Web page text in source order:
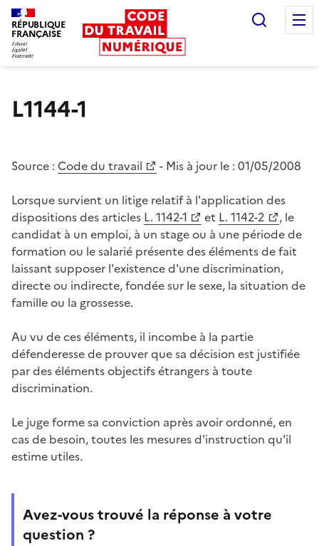
RÉPUBLIQUE
FRANÇAISE
L1144-1
Source : Code du travail - Mis à jour le : 01/05/2008
Lorsque survient un litige relatif à l'application des
dispositions des articles L. 1142-1 et L. 1142-2
, le
candidat à un emploi, à un stage ou à une période de
formation ou le salarié présente des éléments de fait
laissant supposer l'existence d'une discrimination,
directe ou indirecte, fondée sur le sexe, la situation de
famille ou la grossesse.
Au vu de ces éléments, il incombe à la partie
défenderesse de prouver que sa décision est justifiée
par des éléments objectifs étrangers à toute
discrimination.
Le juge forme sa conviction après avoir ordonné, en
cas de besoin, toutes les mesures d'instruction qu'il
estime utiles.
Avez-vous trouvé la réponse à votre
question ?